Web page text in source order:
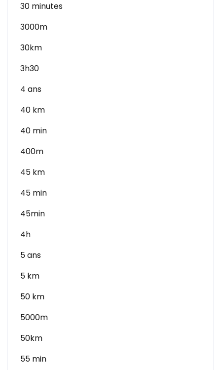
30 minutes
3000m
30km
3h30
4 ans
40 km
40 min
400m
45 km
45 min
45min
4h
5 ans
5 km
50 km
5000m
50km
55 min